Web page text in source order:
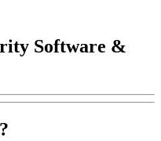
Software &